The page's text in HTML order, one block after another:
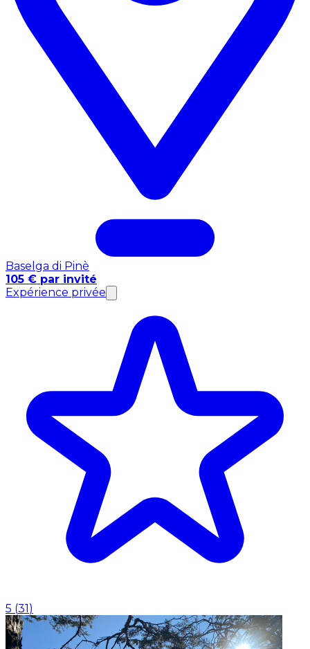
Baselga di Pinè
105 € par invité
Expérience privée
5 (31)